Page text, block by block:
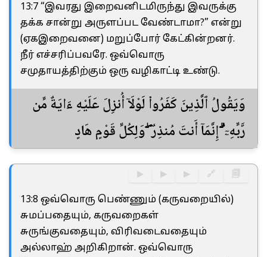
13:7 “இவரது இறைவனிடமிருந்து இவருக்கு
தக்க சான்று அருளப்பட வேண்டாமா?” என்று
(ஏகஇறைவனை) மறுப்போர் கேட்கின்றனர்.
நீர் எச்சரிப்பவரே. ஒவ்வொரு
சமுதாயத்திற்கும் ஒரு வழிகாட்டி உண்டு.
وَيَقُولُ ٱلَّذِينَ كَفَرُوا۟ لَوْلَآ أُنزِلَ عَلَيْهِ ءَايَةٌ مِّن
رَّبِّهِۦٓ ۗ إِنَّمَآ أَنتَ مُنذِرٌ ۖ وَلِكُلِّ قَوْمٍ هَادٍ
▶ ▶ ▶ 🔗 🗐
13:8 ஒவ்வொரு பெண்ணும் (கருவறையில்)
சுமப்பதையும், கருவறைகள்
சுருங்குவதையும், விரிவடைவதையும்
அல்லாஹ் அறிகிறான். ஒவ்வொரு